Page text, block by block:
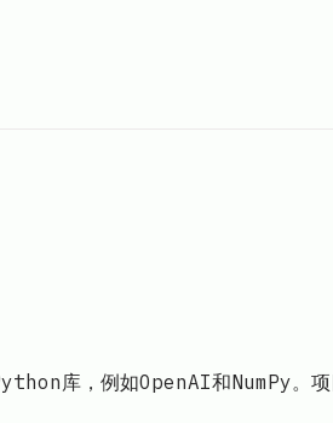
库，例如OpenAI和NumPy。